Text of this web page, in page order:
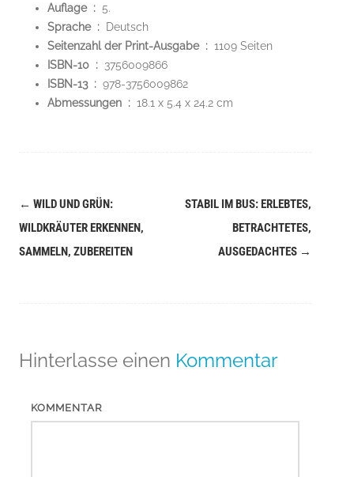
Auflage ‏ : ‎ 5.
Sprache ‏ : ‎
Deutsch
Seitenzahl der Print-Ausgabe ‏ : ‎ 1109 Seiten
ISBN-10 ‏ : ‎ 3756009866
ISBN-13 ‏ : ‎ 978-3756009862
Abmessungen ‏ : ‎ 18.1 x 5.4 x 24.2 cm
Navigation
(Beiträge)
← WILD UND GRÜN:
WILDKRÄUTER ERKENNEN,
SAMMELN, ZUBEREITEN
STABIL IM BUS: ERLEBTES,
BETRACHTETES,
AUSGEDACHTES →
Hinterlasse einen Kommentar
KOMMENTAR